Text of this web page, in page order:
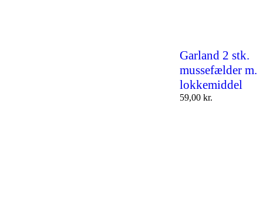
Garland 2 stk.
mussefælder m.
lokkemiddel
59,00 kr.